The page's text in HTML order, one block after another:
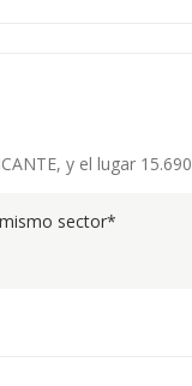
y el lugar 15.690
sector*